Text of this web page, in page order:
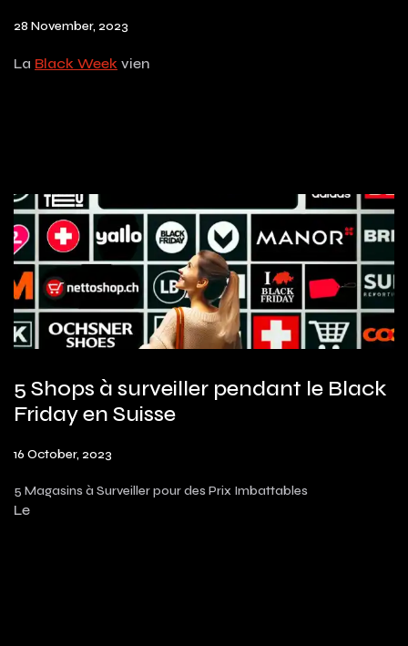
28 November, 2023
La Black Week vien
5 Shops à surveiller pendant le Black
Friday en Suisse
16 October, 2023
5 Magasins à Surveiller pour des Prix Imbattables
Le